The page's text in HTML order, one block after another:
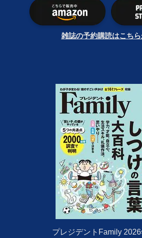
雑誌の予約購読はこち
プレジデントFamily